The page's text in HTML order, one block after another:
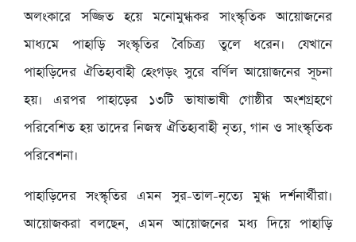
অলংকারে সজ্জিত হয়ে মনোমুগ্ধকর সাংস্কৃতিক আয়োজনের
মাধ্যমে পাহাড়ি সংস্কৃতির বৈচিত্র্য তুলে ধরেন। যেখানে
পাহাড়িদের ঐতিহ্যবাহী হেংগড়ং সুরে বর্ণিল আয়োজনের সূচনা
হয়। এরপর পাহাড়ের ১৩টি ভাষাভাষী গোষ্ঠীর অংশগ্রহণে
পরিবেশিত হয় তাদের নিজস্ব ঐতিহ্যবাহী নৃত্য, গান ও সাংস্কৃতিক
পরিবেশনা।
পাহাড়িদের সংস্কৃতির এমন সুর-তাল-নৃত্যে মুগ্ধ দর্শনার্থীরা।
আয়োজকরা বলছেন, এমন আয়োজনের মধ্য দিয়ে পাহাড়ি